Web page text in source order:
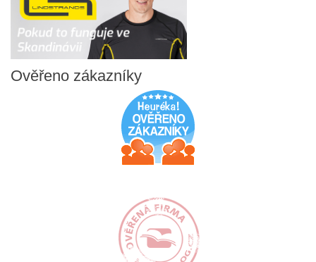
Ověřeno zákazníky